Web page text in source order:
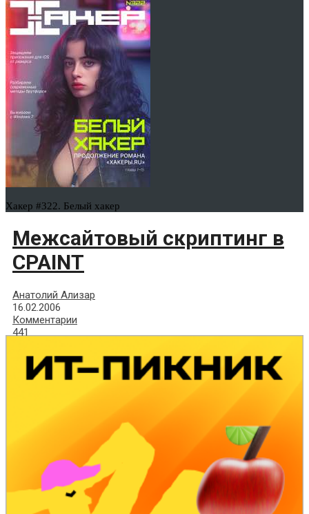
Хакер #322. Белый хакер
Межсайтовый скриптинг в
CPAINT
Анатолий Ализар
16.02.2006
Комментарии
441